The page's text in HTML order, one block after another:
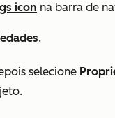
icon na barra de
.
selecione